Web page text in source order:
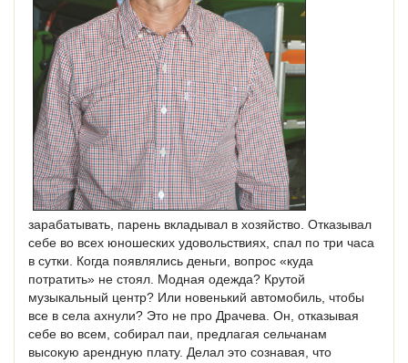
зарабатывать, парень вкладывал в хозяйство. Отказывал
себе во всех юношеских удовольствиях, спал по три часа
в сутки. Когда появлялись деньги, вопрос «куда
потратить» не стоял. Модная одежда? Крутой
музыкальный центр? Или новенький автомобиль, чтобы
все в села ахнули? Это не про Драчева. Он, отказывая
себе во всем, собирал паи, предлагая сельчанам
высокую арендную плату. Делал это сознавая, что